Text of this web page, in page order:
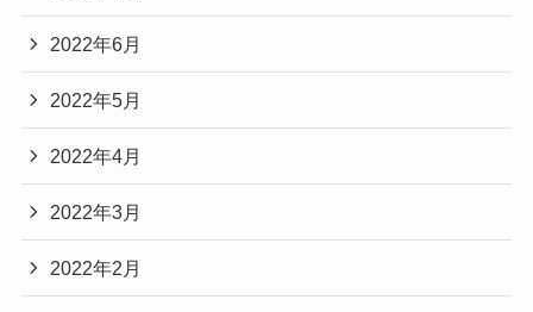
2022年6月
2022年5月
2022年4月
2022年3月
2022年2月